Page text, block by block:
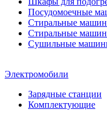
Посудомоечные
Стиральные
Стиральные
Сушильные
Электромобили
Зарядные станции
Комплектующие